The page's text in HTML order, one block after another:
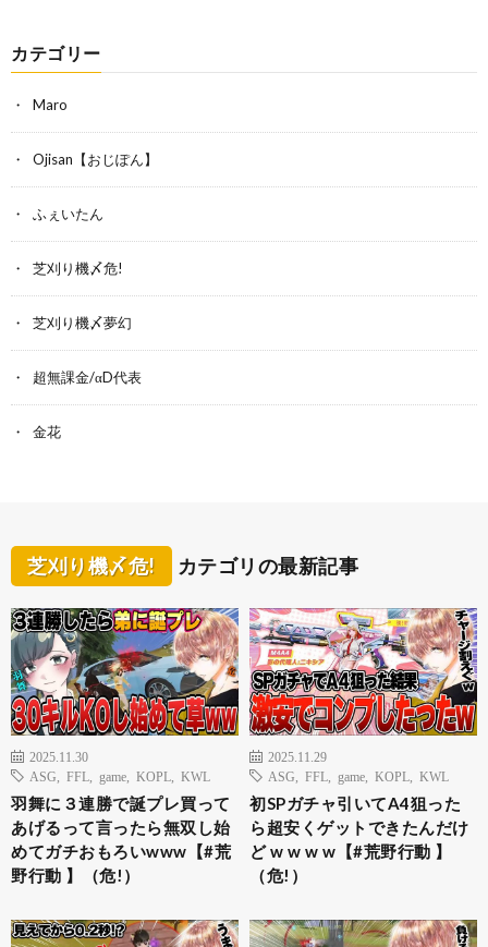
カテゴリー
Maro
Ojisan【おじぽん】
ふぇいたん
芝刈り機〆危!
芝刈り機〆夢幻
超無課金/αD代表
金花
芝刈り機〆危! カテゴリの最新記事
2025.11.30
ASG
FFL game KOPL KWL
羽舞に３連勝で誕プレ買って
あげるって言ったら無双し始
めてガチおもろいwww【#荒
野行動 】（危!）
2025.11.29
ASG
FFL game KOPL KWL
初SPガチャ引いてA4狙った
ら超安くゲットできたんだけ
ど w w w w【#荒野行動 】
（危!）